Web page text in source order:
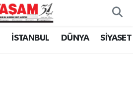
İSTANBUL DÜNYA SİYASET